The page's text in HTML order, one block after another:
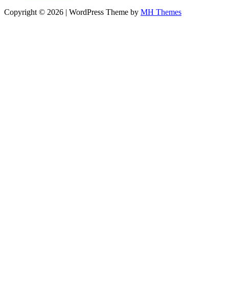
Copyright © 2026 | WordPress Theme by MH Themes